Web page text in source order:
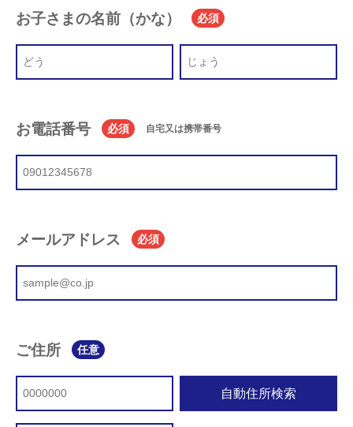
お子さまの名前（かな） 必須
お電話番号 必須 自宅又は携帯番号
メールアドレス 必須
ご住所 任意
自動住所検索